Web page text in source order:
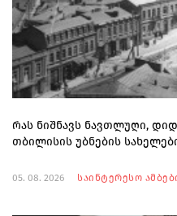
რას ნიშნავს ნავთლუღი,
თბილისის უბნების
05. 08. 2026 საინტერესო